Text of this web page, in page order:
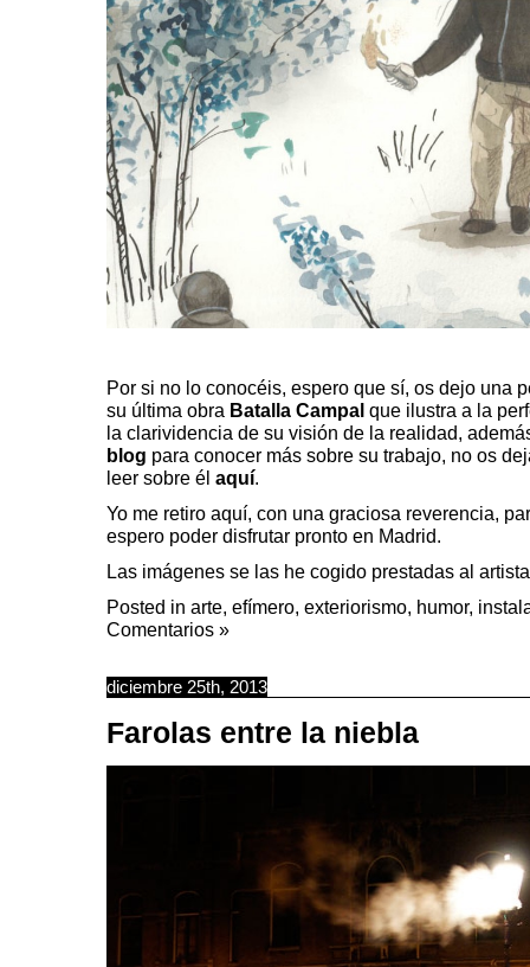
Por si no lo conocéis, espero que sí, os dejo una
su última obra Batalla Campal que ilustra a la
la clarividencia de su visión de la realidad,
blog para conocer más sobre su trabajo, no os
leer sobre él aquí.
Yo me retiro aquí, con una graciosa reverencia,
espero poder disfrutar pronto en Madrid.
Las imágenes se las he cogido prestadas al
Posted in arte, efímero, exteriorismo, humor,
Comentarios »
diciembre 25th, 2013
Farolas entre la niebla